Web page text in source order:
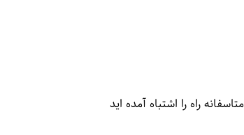
متاسفانه راه را اشتباه آمده اید